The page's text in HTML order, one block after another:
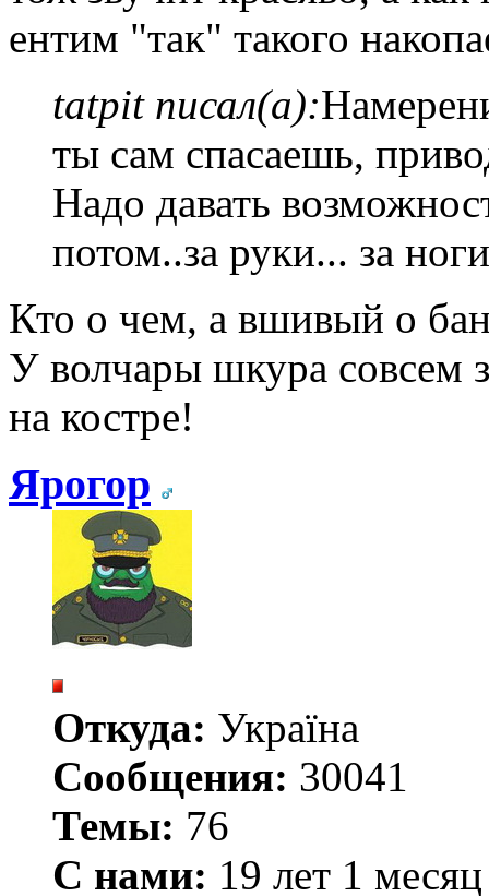
ентим "так" такого
tatpit писал(а):
ты сам спасаешь,
Надо давать
потом..за руки... за
Кто о чем, а вшивый о
У волчары шкура совсем
на костре!
Ярогор
Откуда: Україна
Сообщения: 30041
Темы: 76
С нами: 19 лет 1 месяц